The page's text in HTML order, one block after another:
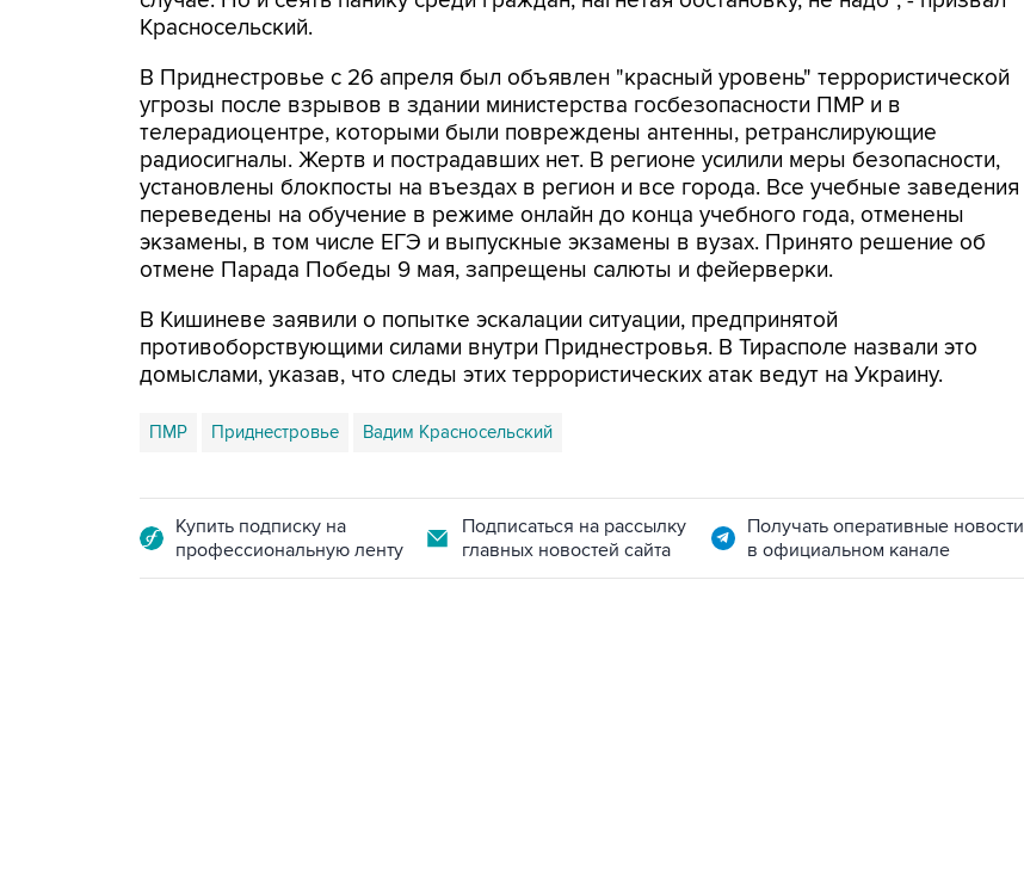
Красносельский.
В Приднестровье с 26 апреля был объявлен "красный уровень" террористической
угрозы после взрывов в здании министерства госбезопасности ПМР и в
телерадиоцентре, которыми были повреждены антенны, ретранслирующие
радиосигналы. Жертв и пострадавших нет. В регионе усилили меры безопасности,
установлены блокпосты на въездах в регион и все города. Все учебные заведения
переведены на обучение в режиме онлайн до конца учебного года, отменены
экзамены, в том числе ЕГЭ и выпускные экзамены в вузах. Принято решение об
отмене Парада Победы 9 мая, запрещены салюты и фейерверки.
В Кишиневе заявили о попытке эскалации ситуации, предпринятой
противоборствующими силами внутри Приднестровья. В Тирасполе назвали это
домыслами, указав, что следы этих террористических атак ведут на Украину.
ПМР Приднестровье Вадим Красносельский
Купить подписку на
профессиональную ленту
Подписаться на рассылку
главных новостей сайта
Получать оперативные новости
в официальном канале